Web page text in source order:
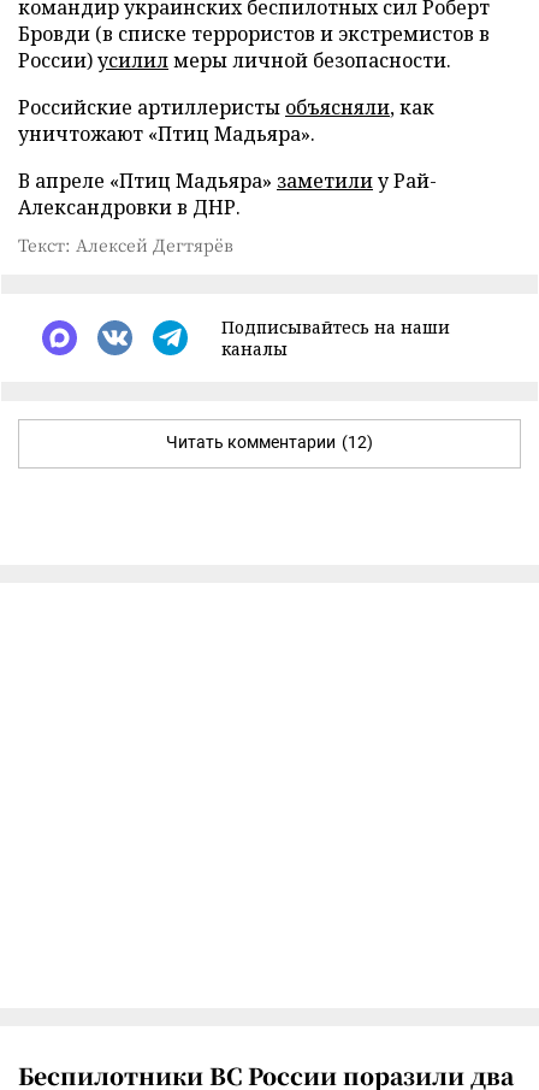
командир украинских беспилотных сил Роберт
Бровди (в списке террористов и экстремистов в
России)усилилмеры личной безопасности.
Российские артиллеристы объясняли, как
уничтожают «Птиц Мадьяра».
В апреле «Птиц Мадьяра» заметилиу Рай-
Александровки в ДНР.
Текст: Алексей Дегтярёв
Подписывайтесь на наши
каналы
Читать комментарии (12)
Беспилотники ВС России поразили два